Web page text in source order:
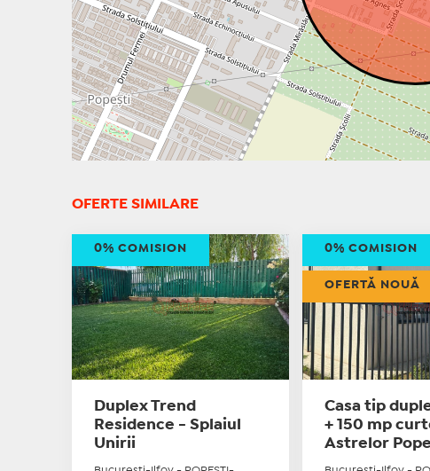
OFERTE SIMILARE
Duplex Trend
Residence - Splaiul
Unirii
0% COMISION
Casa tip
+ 150 mp
Astrelor
0% COMISION
OFERTĂ NOUĂ